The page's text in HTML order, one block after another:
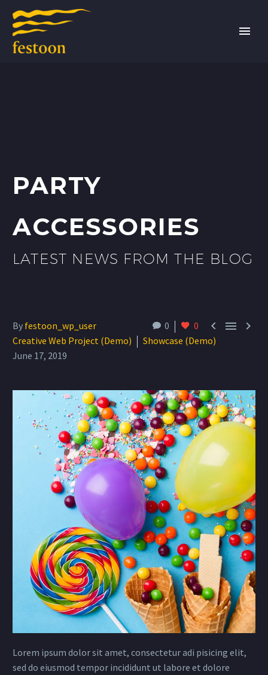
PARTY
ACCESSORIES
LATEST NEWS FROM THE BLOG
0 0   
By festoon_wp_user
Creative Web Project (Demo)
Showcase (Demo)
June 17, 2019
Lorem ipsum dolor sit amet, consectetur adi pisicing elit,
sed do eiusmod tempor incididunt ut labore et dolore